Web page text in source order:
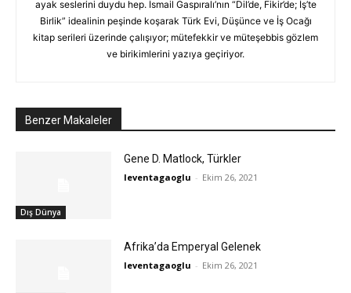
ayak seslerini duydu hep. İsmail Gaspıralı’nın “Dil’de, Fikir’de; İş’te
Birlik” idealinin peşinde koşarak Türk Evi, Düşünce ve İş Ocağı
kitap serileri üzerinde çalışıyor; mütefekkir ve müteşebbis gözlem
ve birikimlerini yazıya geçiriyor.
Benzer Makaleler
Dış Dünya
Gene D. Matlock, Türkler
leventagaoglu - Ekim 26, 2021
Afrika’da Emperyal Gelenek
leventagaoglu - Ekim 26, 2021